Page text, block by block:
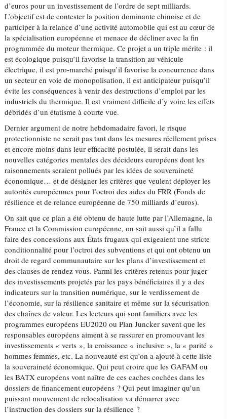
d’euros pour un investissement de l’ordre de sept milliards.
L’objectif est de contester la position dominante chinoise et de
participer à la relance d’une activité automobile qui est au cœur de
la spécialisation européenne et menace de décliner avec la fin
programmée du moteur thermique. Ce projet a un triple mérite : il
est écologique puisqu’il favorise la transition au véhicule
électrique, il est pro-marché puisqu’il favorise la concurrence dans
un secteur en voie de monopolisation, il est anticipateur puisqu’il
évite les conséquences à venir des destructions d’emploi par les
industriels du thermique. Il est vraiment difficile d’y voire les effets
débridés d’un étatisme à courte vue.
Dernier argument de notre hebdomadaire favori, le risque
protectionniste ne serait pas tant dans les mesures réellement prises
et encore moins dans leur efficacité postulée, il serait dans les
nouvelles catégories mentales des décideurs européens dont les
raisonnements seraient pollués par les idées de souveraineté
économique… et de désigner les critères que veulent déployer les
autorités européennes pour l’octroi des aides du FRR (Fonds de
résilience et de relance européenne de 750 milliards d’euros).
On sait que ce plan a été obtenu de haute lutte par l’Allemagne, la
France et la Commission européenne, on sait aussi qu’il a fallu
faire des concessions aux États frugaux qui exigeaient une stricte
conditionnalité pour l’octroi des subventions et qui ont obtenu un
droit de regard communautaire sur les plans d’investissement et
des clauses de rendez vous. Parmi les critères retenus pour juger
des investissements projetés par les pays bénéficiaires il y a des
indicateurs sur la transition numérique, sur le verdissement de
l’économie, sur la résilience sanitaire et même sur la sécurisation
des chaînes de valeur. Les lecteurs qui sont familiers avec les
programmes européens EU2020 ou Plan Juncker savent que les
responsables européens aiment à se rassurer en promouvant les
investissements « verts », la croissance « inclusive », la « parité »
hommes femmes, etc. La nouveauté est qu’on a ajouté à cette liste
la souveraineté économique. Qui peut croire que les GAFAM ou
les BATX européens vont naître de ces caches cochées dans les
dossiers de financement européens ? Qui peut imaginer qu’un
puissant mouvement de relocalisation va démarrer avec
l’instruction des dossiers sur la résilience ?